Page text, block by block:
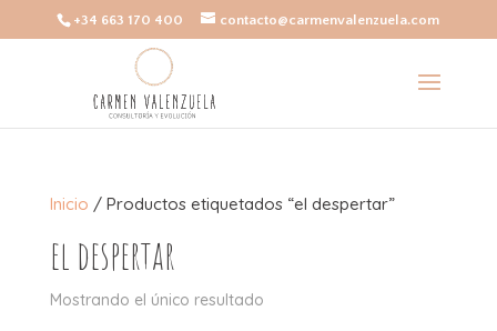
+34 663 170 400 contacto@carmenvalenzuela.com
Inicio / Productos etiquetados “el despertar”
el despertar
Mostrando el único resultado